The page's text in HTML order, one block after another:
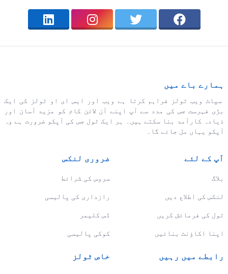
ہمارے باے میں
سپاٹ ویب ٹولز فراہم کرتا ہے ویب اور ایس ای او ٹولز کی ایک
بڑی فہرست جس کی مدد سے آپ اپنے آن لائن کام کو مزید آسان اور
ذیادہ کارآمد بنا سکتے ہیں۔ ہر ایک ٹول جس کی آپکو ضرورت ہے وہ
آپکو یہاں مل جائے گا۔
آپ کے لئے
بلاگ
لنکس کی اطلاع دیں
ٹول کی فرمائش کریں
اپنا اکاؤنٹ بنائیں
ضروری لنکس
سروس کی شرائط
رازداری کی پالیسی
ڈس کلیمر
کوکی پالیسی
رابطے میں رہیں خاص ٹولز